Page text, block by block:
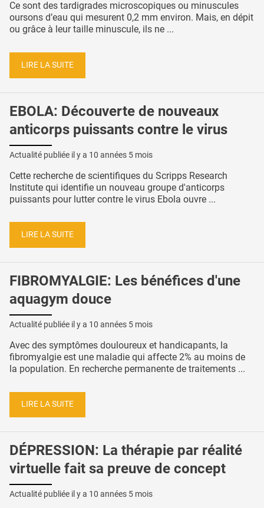
Ce sont des tardigrades microscopiques ou minuscules
oursons d’eau qui mesurent 0,2 mm environ. Mais, en dépit
ou grâce à leur taille minuscule, ils ne ...
LIRE LA SUITE
EBOLA: Découverte de nouveaux
anticorps puissants contre le virus
Actualité publiée il y a 10 années 5 mois
Cette recherche de scientifiques du Scripps Research
Institute qui identifie un nouveau groupe d'anticorps
puissants pour lutter contre le virus Ebola ouvre ...
LIRE LA SUITE
FIBROMYALGIE: Les bénéfices d'une
aquagym douce
Actualité publiée il y a 10 années 5 mois
Avec des symptômes douloureux et handicapants, la
fibromyalgie est une maladie qui affecte 2% au moins de
la population. En recherche permanente de traitements ...
LIRE LA SUITE
DÉPRESSION: La thérapie par réalité
virtuelle fait sa preuve de concept
Actualité publiée il y a 10 années 5 mois